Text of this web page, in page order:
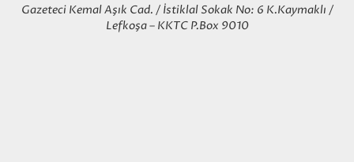
Gazeteci Kemal Aşık Cad. / İstiklal Sokak No: 6 K.Kaymaklı /
Lefkoşa – KKTC P.Box 9010